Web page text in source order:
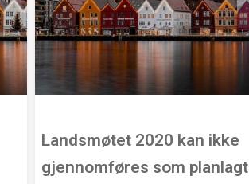
Landsmøtet 2020 kan ikke
gjennomføres som planlagt